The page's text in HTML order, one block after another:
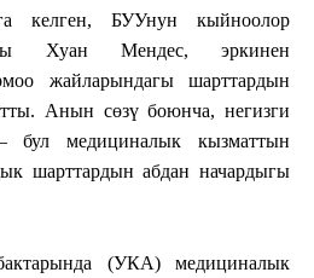
келген, БУУнун кыйноолор
Хуан Мендес, эркинен
жайларындагы шарттардын
Анын сөзү боюнча, негизги
бул медициналык кызматтын
шарттардын абдан начардыгы
(УКА) медициналык